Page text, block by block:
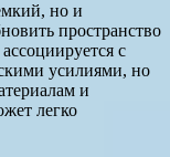
но и
пространство
с
усилиями, но
и
легко